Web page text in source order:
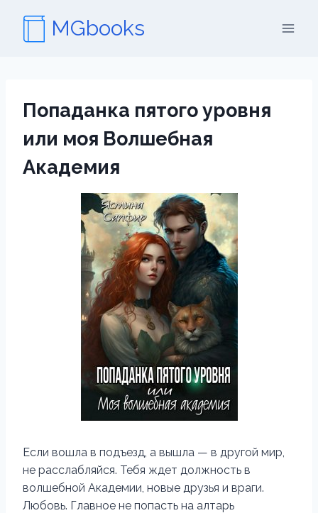
содержимому
MGbooks
Попаданка пятого уровня
или моя Волшебная
Академия
Если вошла в подъезд, а вышла — в другой мир,
не расслабляйся. Тебя ждет должность в
волшебной Академии, новые друзья и враги.
Любовь. Главное не попасть на алтарь